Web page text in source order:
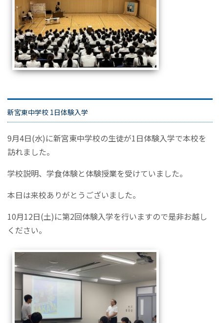
新宮東中学校 1日体験入学
9月4日(水)に新宮東中学校の生徒が1日体験入学で本校を
訪れました。
学校説明、学食体験と体験授業を受けていました。
本日は来校ありがとうございました。
10月12日(土)に第2回体験入学を行いますので是非お越し
ください。